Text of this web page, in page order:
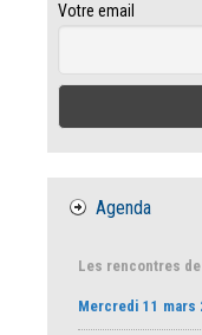
Votre email
Agenda
Les rencontres
Mercredi 11 mars